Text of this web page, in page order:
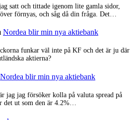
satt och tittade igenom lite gamla sidor,
förnyas, och såg då din fråga. Det…
Nordea blir min nya aktiebank
funkar väl inte på KF och det är ju där
aktierna?
Nordea blir min nya aktiebank
jag jag försöker kolla på valuta spread på
det ut som den är 4.2%…